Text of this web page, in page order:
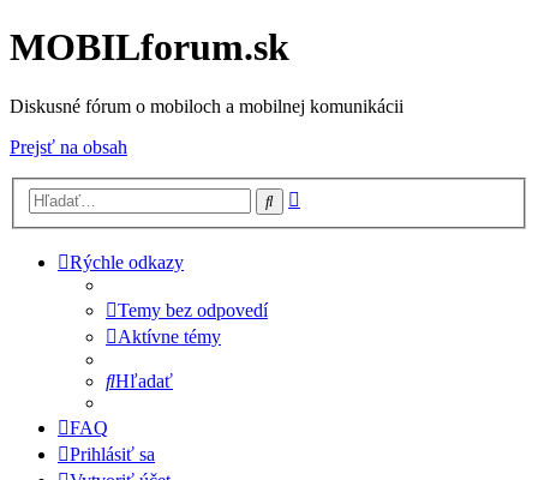
MOBILforum.sk
Diskusné fórum o mobiloch a mobilnej komunikácii
Prejsť na obsah
Hľadať
Rýchle odkazy
Temy bez odpovedí
Aktívne témy
Hľadať
FAQ
Prihlásiť sa